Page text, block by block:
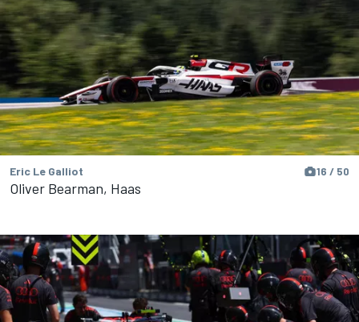
Eric Le Galliot 16 / 50
Oliver Bearman, Haas